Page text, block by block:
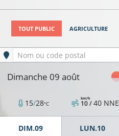
TOUT PUBLIC AGRICULTURE
Ville sélectionnée
Nom ou code postal
Dimanche 09 août
15/28°C 10 /
km/h 40 NNE
DIM.09 LUN.10